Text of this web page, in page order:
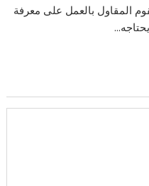
المقاول بالعمل على معرفة